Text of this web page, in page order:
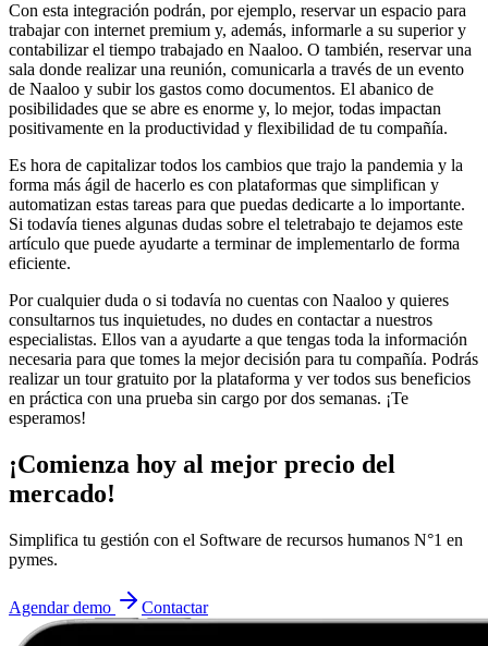
Con esta integración podrán, por ejemplo, reservar un espacio para
trabajar con internet premium y, además, informarle a su superior y
contabilizar el tiempo trabajado en Naaloo. O también, reservar una
sala donde realizar una reunión, comunicarla a través de un evento
de Naaloo y subir los gastos como documentos. El abanico de
posibilidades que se abre es enorme y, lo mejor, todas impactan
positivamente en la productividad y flexibilidad de tu compañía.
Es hora de capitalizar todos los cambios que trajo la pandemia y la
forma más ágil de hacerlo es con plataformas que simplifican y
automatizan estas tareas para que puedas dedicarte a lo importante.
Si todavía tienes algunas dudas sobre el teletrabajo te dejamos este
artículo que puede ayudarte a terminar de implementarlo de forma
eficiente.
Por cualquier duda o si todavía no cuentas con Naaloo y quieres
consultarnos tus inquietudes, no dudes en contactar a nuestros
especialistas. Ellos van a ayudarte a que tengas toda la información
necesaria para que tomes la mejor decisión para tu compañía. Podrás
realizar un tour gratuito por la plataforma y ver todos sus beneficios
en práctica con una prueba sin cargo por dos semanas. ¡Te
esperamos!
¡Comienza hoy al mejor precio del
mercado!
Simplifica tu gestión con el Software de recursos humanos N°1 en
pymes.
Agendar demo Contactar